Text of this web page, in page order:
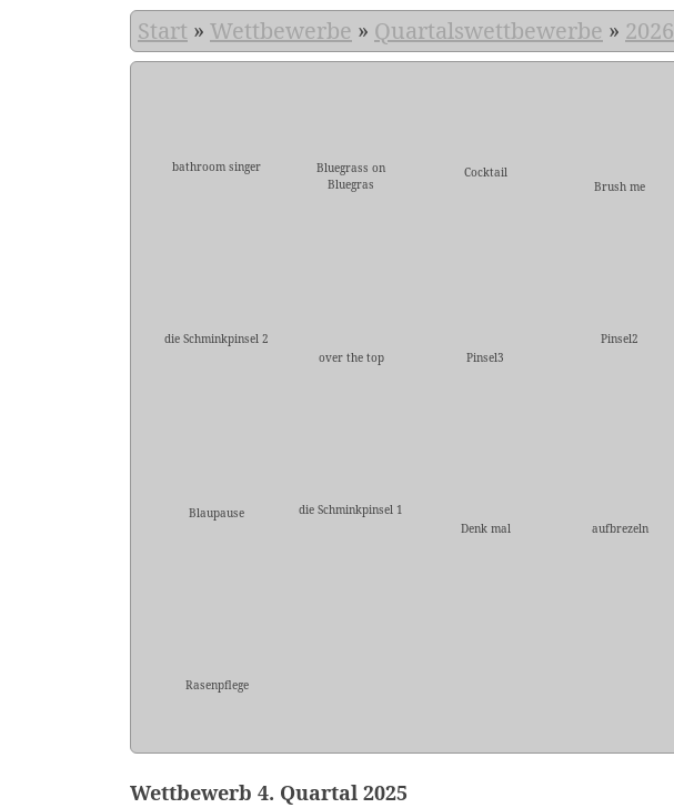
Start » Wettbewerbe » Quartalswettbewerbe » 2026
bathroom singer
Bluegrass on
Bluegras
Cocktail
Brush me
die Schminkpinsel 2
over the top
Pinsel3
Pinsel2
Blaupause
die Schminkpinsel 1
Denk mal
aufbrezeln
Rasenpflege
Wettbewerb 4. Quartal 2025